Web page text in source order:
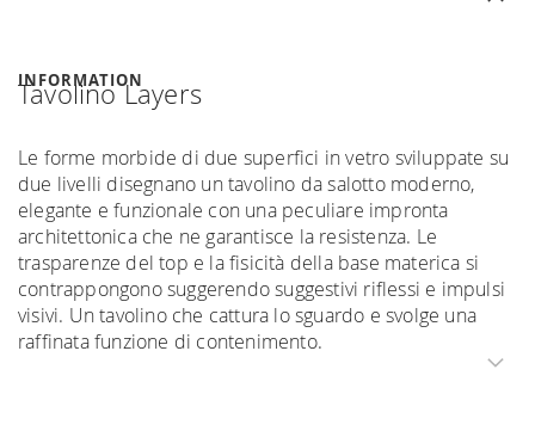
INFORMATION
Tavolino Layers
Le forme morbide di due superfici in vetro sviluppate su
due livelli disegnano un tavolino da salotto moderno,
elegante e funzionale con una peculiare impronta
architettonica che ne garantisce la resistenza. Le
trasparenze del top e la fisicità della base materica si
contrappongono suggerendo suggestivi riflessi e impulsi
visivi. Un tavolino che cattura lo sguardo e svolge una
raffinata funzione di contenimento.